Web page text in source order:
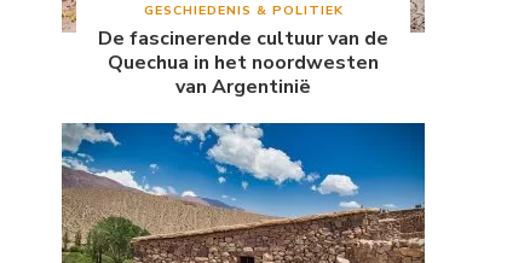
GESCHIEDENIS & POLITIEK
De fascinerende cultuur van de
Quechua in het noordwesten
van Argentinië